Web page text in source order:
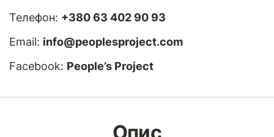
Телефон: +380 63 402 90 93
Email: info@peoplesproject.com
Facebook: People’s Project